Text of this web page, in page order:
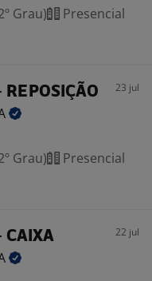
Grau)
Presencial
REPOSIÇÃO 23 jul
Grau)
Presencial
CAIXA 22 jul